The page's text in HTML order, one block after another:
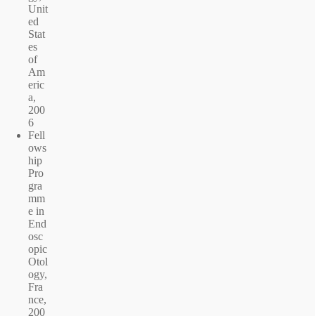
Unit
ed
Stat
es
of
Am
eric
a,
200
6
Fell
ows
hip
Pro
gra
mm
e in
End
osc
opic
Otol
ogy,
Fra
nce,
200